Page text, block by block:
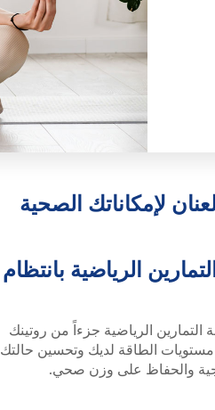
لإمكاناتك الصحية
الرياضية بانتظام
الرياضية جزءاً من روتينك
مستويات الطاقة لديك وتحسين حالتك
والحفاظ على وزن صحي.